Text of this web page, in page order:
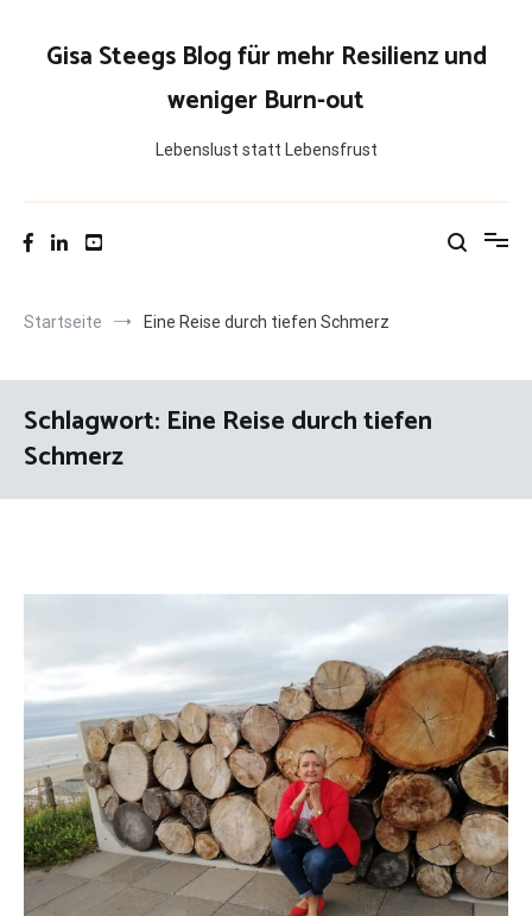
springenGisa Steegs Blog für mehr Resilienz und
weniger Burn-out
Lebenslust statt Lebensfrust
Startseite Eine Reise durch tiefen Schmerz
Schlagwort: Eine Reise durch tiefen
Schmerz